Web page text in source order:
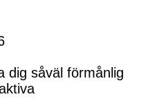
dig såväl förmånlig